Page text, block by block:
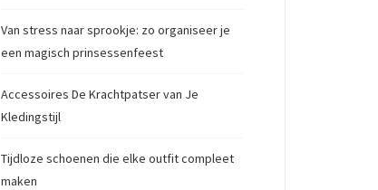
Van stress naar sprookje: zo organiseer je
een magisch prinsessenfeest
Accessoires De Krachtpatser van Je
Kledingstijl
Tijdloze schoenen die elke outfit compleet
maken